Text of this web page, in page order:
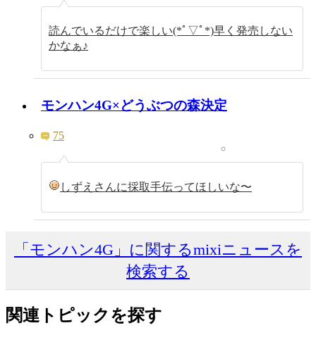
読んでいるだけで楽しい(*ﾟ▽ﾟ*)早く発売しない
かなぁ♪
モンハン4G×どうぶつの森決定
75
しずえさんに採取手伝ってほしいな〜
「モンハン4G」に関するmixiニュースを
検索する
関連トピックを探す